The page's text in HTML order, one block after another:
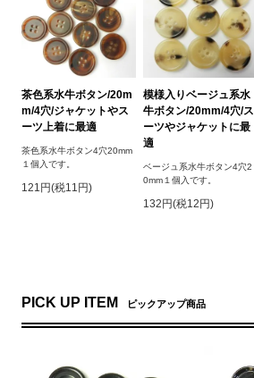
茶色系水牛ボタン/20m
m/4穴/ジャケットやス
ーツ上着に最適
茶色系水牛ボタン4穴20mm
１個入です。
121円(税11円)
模様入りベージュ系水
牛ボタン/20mm/4穴/ス
ーツやジャケットに最
適
ベージュ系水牛ボタン4穴2
0mm１個入です。
132円(税12円)
PICK UP ITEM ピックアップ商品